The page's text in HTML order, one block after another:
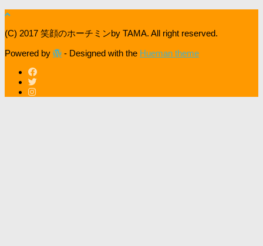
(C) 2017 笑顔のホーチミンby TAMA. All right reserved.
Powered by - Designed with the Hueman theme